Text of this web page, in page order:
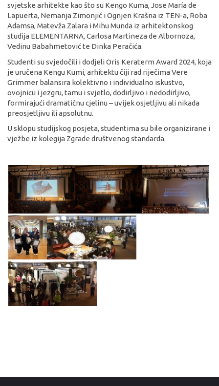
svjetske arhitekte kao što su Kengo Kuma, Jose María de
Lapuerta, Nemanja Zimonjić i Ognjen Krašna iz TEN-a, Roba
Adamsa, Matevža Zalara i Mihu Munda iz arhitektonskog
studija ELEMENTARNA, Carlosa Martineza de Albornoza,
Vedinu Babahmetović te Dinka Peračića.
Studenti su svjedočili i dodjeli Oris Keraterm Award 2024, koja
je uručena Kengu Kumi, arhitektu čiji rad riječima Vere
Grimmer balansira kolektivno i individualno iskustvo,
ovojnicu i jezgru, tamu i svjetlo, dodirljivo i nedodirljivo,
formirajući dramatičnu cjelinu – uvijek osjetljivu ali nikada
preosjetljivu ili apsolutnu.
U sklopu studijskog posjeta, studentima su bile organizirane i
vježbe iz kolegija Zgrade društvenog standarda.